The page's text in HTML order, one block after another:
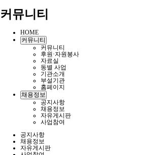
커뮤니티
HOME
커뮤니티
커뮤니티
후원·자원봉사
자료실
동별 사업
기관소개
부설기관
홈페이지
채용정보
공지사항
채용정보
자유게시판
사업참여
공지사항
채용정보
자유게시판